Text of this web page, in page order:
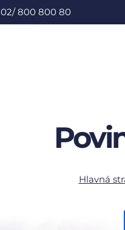
02/ 800 800 80
Hlavná